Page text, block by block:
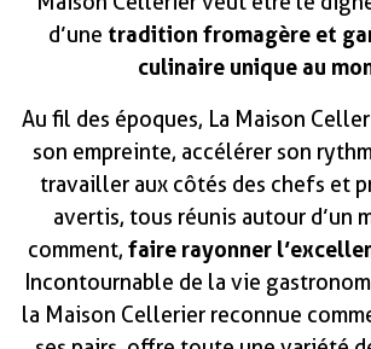
d’une tradition fromagère et
culinaire unique au
Au fil des époques, La Maison
son empreinte, accélérer son
travailler aux côtés des chefs et
avertis, tous réunis autour d’un
comment, faire rayonner
Incontournable de la vie
la Maison Cellerier reconnue